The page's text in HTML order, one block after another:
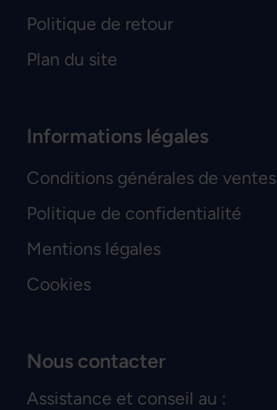
Politique de retour
Plan du site
Informations légales
Conditions générales de ventes
Politique de confidentialité
Mentions légales
Cookies
Nous contacter
Assistance et conseil au :